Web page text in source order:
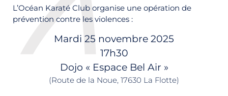
L’Océan Karaté Club organise une opération de
prévention contre les violences :
Mardi 25 novembre 2025
17h30
Dojo « Espace Bel Air »
(Route de la Noue, 17630 La Flotte)